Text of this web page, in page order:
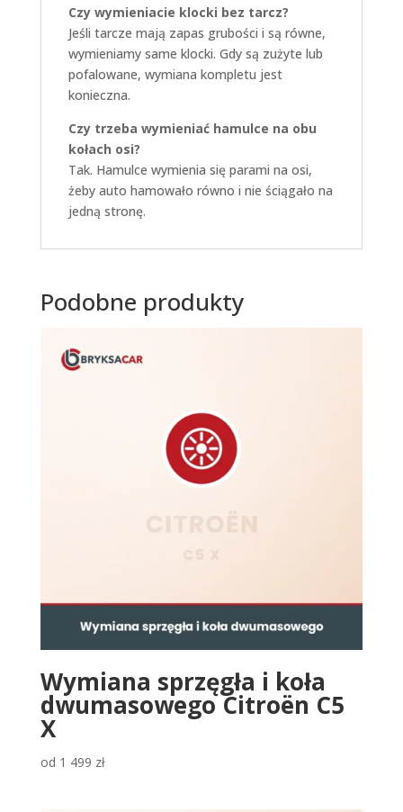
Czy wymieniacie klocki bez tarcz?
Jeśli tarcze mają zapas grubości i są równe,
wymieniamy same klocki. Gdy są zużyte lub
pofalowane, wymiana kompletu jest
konieczna.
Czy trzeba wymieniać hamulce na obu
kołach osi?
Tak. Hamulce wymienia się parami na osi,
żeby auto hamowało równo i nie ściągało na
jedną stronę.
Podobne produkty
Wymiana sprzęgła i koła
dwumasowego Citroën C5
X
od 1 499 zł